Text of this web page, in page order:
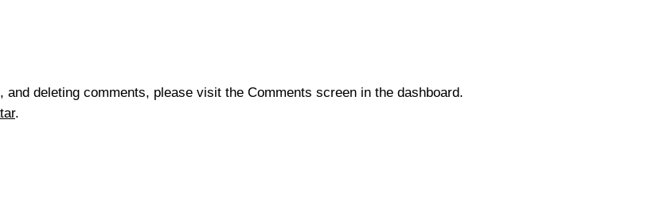
and deleting comments, please visit the Comments screen in the dashboard.
.